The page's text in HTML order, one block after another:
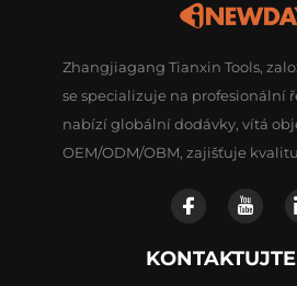
Zhangjiagang Tianxin Tools,
se specializuje na profesionální
nabízí globální dodávky, vítá
OEM/ODM/OBM, zajišťuje